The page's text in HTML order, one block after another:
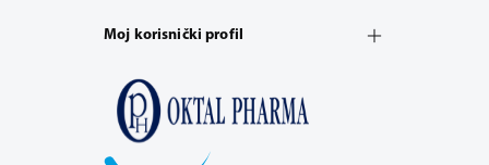
Moj korisnički profil